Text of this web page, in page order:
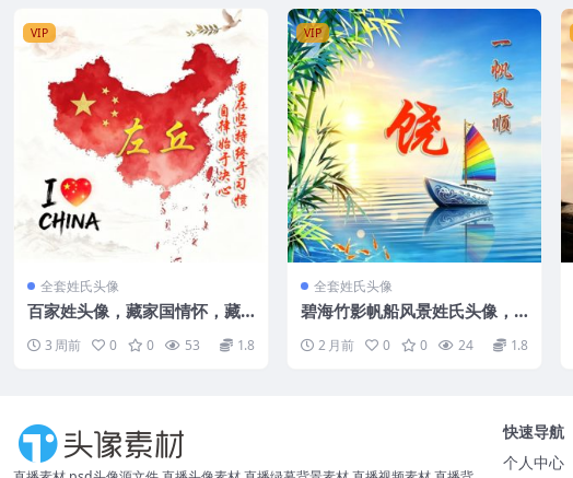
VIP
全套姓氏头像
百家姓头像，藏家国情怀，藏
3 周前 0 0 53 1.8
VIP
全套姓氏头像
碧海竹影帆船风景姓氏头像，
图 2 月前 0 0 24 1.8
快速导航
个人中心